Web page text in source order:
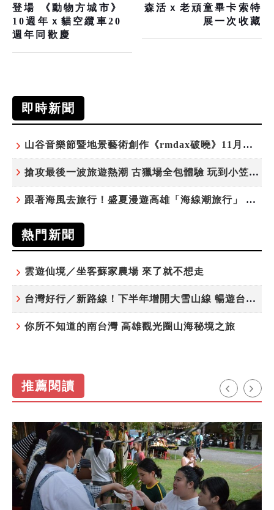
登場 《動物方城市》
10週年ｘ貓空纜車20
週年同歡慶
森活ｘ老頑童畢卡索特
展一次收藏
即時新聞
山谷音樂節暨地景藝術創作《rmdax破曉》11月花蓮銅門登場
搶攻最後一波旅遊熱潮 古獵場全包體驗 玩到小笠原夜遊觀星
跟著海風去旅行！盛夏漫遊高雄「海線潮旅行」 五大主題遊程探索漁村魅力
熱門新聞
雲遊仙境／坐客蘇家農場 來了就不想走
台灣好行／新路線！下半年增開大雪山線 暢遊台中更便利
你所不知道的南台灣 高雄觀光圈山海秘境之旅
推薦閱讀